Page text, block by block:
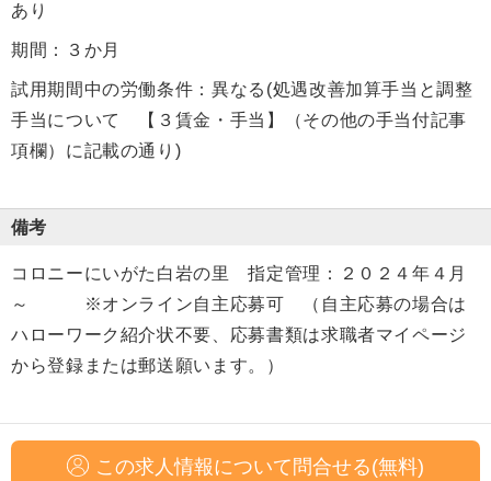
あり
期間：３か月
試用期間中の労働条件：異なる(処遇改善加算手当と調整
手当について 【３賃金・手当】（その他の手当付記事
項欄）に記載の通り)
備考
コロニーにいがた白岩の里 指定管理：２０２４年４月
～ ※オンライン自主応募可 （自主応募の場合は
ハローワーク紹介状不要、応募書類は求職者マイページ
から登録または郵送願います。）
この求人情報について問合せる(無料)